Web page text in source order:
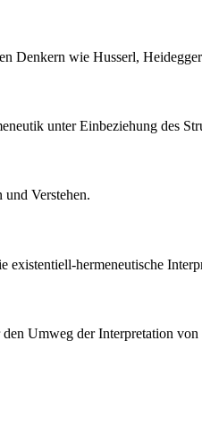
Denkern wie Husserl,
unter Einbeziehung des
Verstehen.
hermeneutische
Umweg der Interpretation